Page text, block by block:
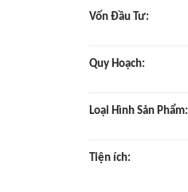
Vốn Đầu Tư:
Quy Hoạch:
Loại Hình Sản Phẩm:
Tiện ích: